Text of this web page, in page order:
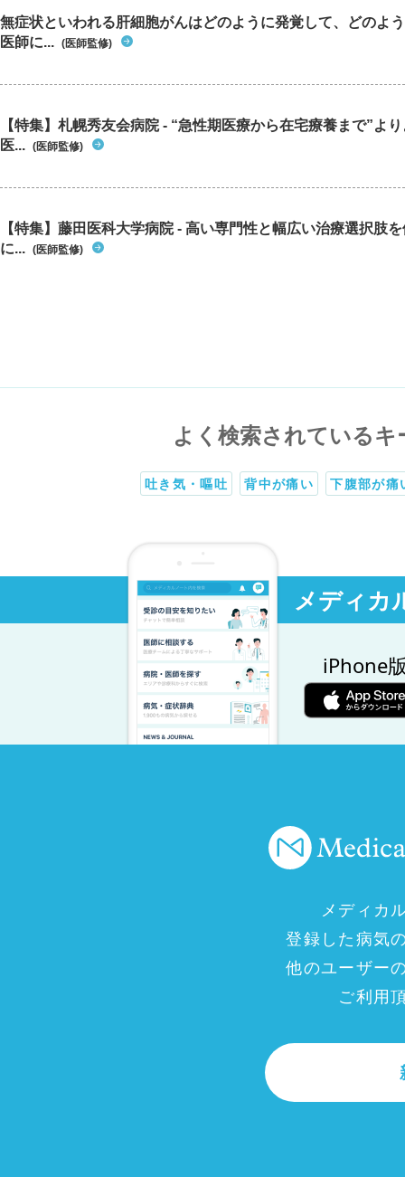
無症状といわれる肝細胞がんはどのように発覚して、どのよ
医師に... (医師監修)
【特集】札幌秀友会病院 - “急性期医療から在宅療養まで”よ
医... (医師監修)
【特集】藤田医科大学病院 - 高い専門性と幅広い治療選択肢
に... (医師監修)
よく検索されているキ
吐き気・嘔吐 背中が痛い 下腹部が痛
メディカ
iPhone
メディカ
登録した病気
他のユーザー
ご利用